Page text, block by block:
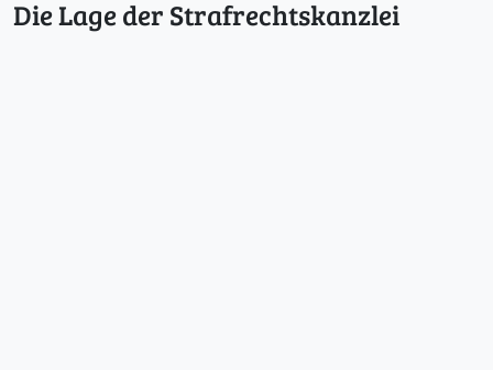
Die Lage der Strafrechtskanzlei